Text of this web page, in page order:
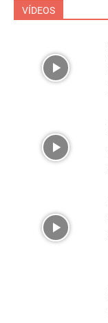
VÍDEOS